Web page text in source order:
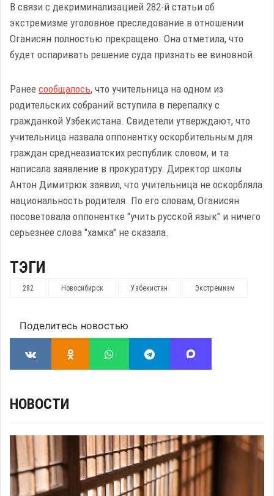
В связи с декриминализацией 282-й статьи об
экстремизме уголовное преследование в отношении
Оганисян полностью прекращено. Она отметила, что
будет оспаривать решение суда признать ее виновной.
Ранее сообщалось, что учительница на одном из
родительских собраний вступила в перепалку с
гражданкой Узбекистана. Свидетели утверждают, что
учительница назвала оппонентку оскорбительным для
граждан среднеазиатских республик словом, и та
написала заявление в прокуратуру. Директор школы
Антон Димитрюк заявил, что учительница не оскорбляла
национальность родителя. По его словам, Оганисян
посоветовала оппонентке "учить русской язык" и ничего
серьезнее слова "хамка" не сказала.
ТЭГИ
282 Новосибирск Узбекистан Экстремизм
Поделитесь новостью
НОВОСТИ